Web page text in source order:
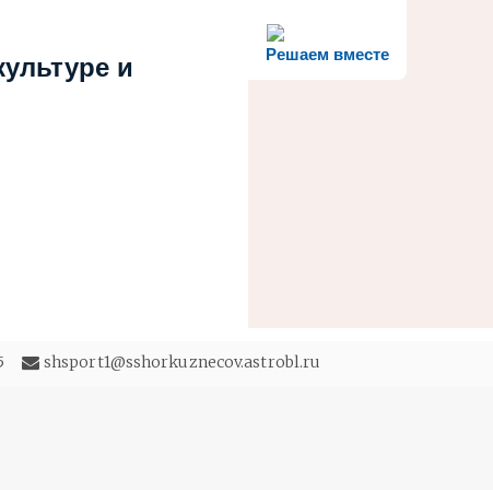
Решаем вместе
и
shsport1@sshorkuznecov.astrobl.ru